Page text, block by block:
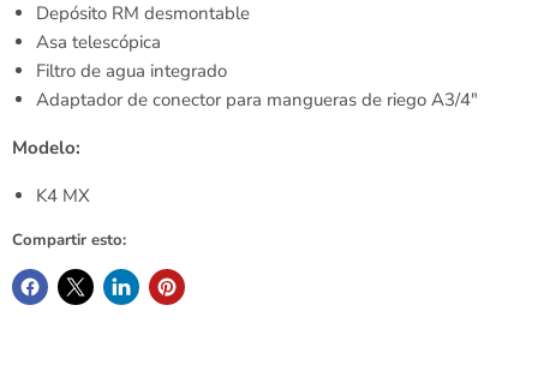
Depósito RM desmontable
Asa telescópica
Filtro de agua integrado
Adaptador de conector para mangueras de riego A3/4"
Modelo:
K4 MX
Compartir esto: